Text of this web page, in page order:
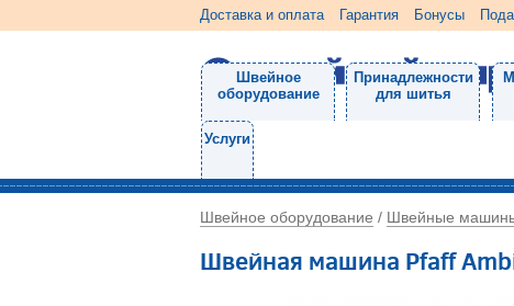
Доставка и оплата Гарантия Бонусы
Швейное
оборудование
Принадлежности
для шитья
Услуги
Швейное оборудование / Швейные
Швейная машина Pfaff